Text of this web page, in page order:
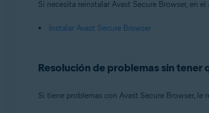
Si necesita reinstalar Avast Secure Browser, en
Instalar Avast Secure Browser
Resolución de problemas sin tener
Si tiene problemas con Avast Secure Browser,